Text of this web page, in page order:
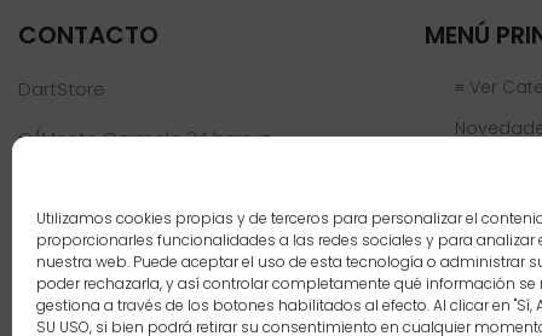
Utilizamos cookies propias y de terceros para personalizar el
proporcionarles funcionalidades a las redes sociales y para analizar
nuestra web. Puede aceptar el uso de esta tecnología o administrar
poder rechazarla, y así controlar completamente qué información se
gestiona a través de los botones habilitados al efecto. Al clicar en "Sí,
SU USO, si bien podrá retirar su consentimiento en cualquier
CONTACTO
DartStore
C/Monte Carmelo 34 bajo iz
Teléfono:961 152 301
info@dartstore.es
MENÚ
≡ Ver
Nosotros
Blog